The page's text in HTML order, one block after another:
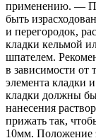
применению. —
быть
и перегородок,
кладки кельмой
шпателем.
в зависимости от
элемента кладки
кладки должны
нанесения
прижать так,
10мм. Положение